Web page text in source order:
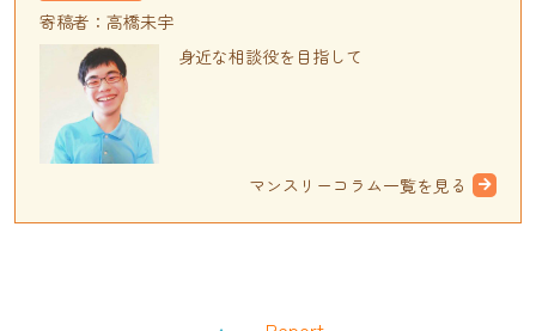
寄稿者：高橋未宇
身近な相談役を目指して
マンスリーコラム一覧を見る